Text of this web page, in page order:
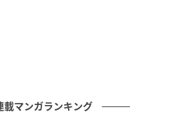
載マンガランキング